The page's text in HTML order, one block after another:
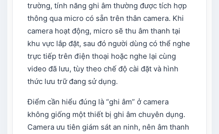
trường, tính năng ghi âm thường được tích hợp
thông qua micro có sẵn trên thân camera. Khi
camera hoạt động, micro sẽ thu âm thanh tại
khu vực lắp đặt, sau đó người dùng có thể nghe
trực tiếp trên điện thoại hoặc nghe lại cùng
video đã lưu, tùy theo chế độ cài đặt và hình
thức lưu trữ đang sử dụng.
Điểm cần hiểu đúng là “ghi âm” ở camera
không giống một thiết bị ghi âm chuyên dụng.
Camera ưu tiên giám sát an ninh, nên âm thanh